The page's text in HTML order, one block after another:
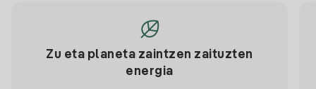
Zu eta planeta zaintzen zaituzten
energia